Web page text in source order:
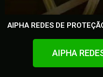
AIPHA REDES DE
AIPHA